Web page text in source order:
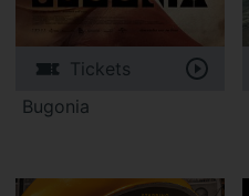
Tickets
Bugonia